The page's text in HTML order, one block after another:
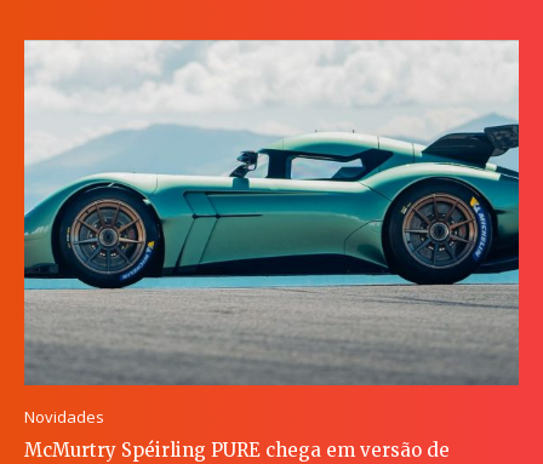
Novidades
McMurtry Spéirling PURE chega em versão de